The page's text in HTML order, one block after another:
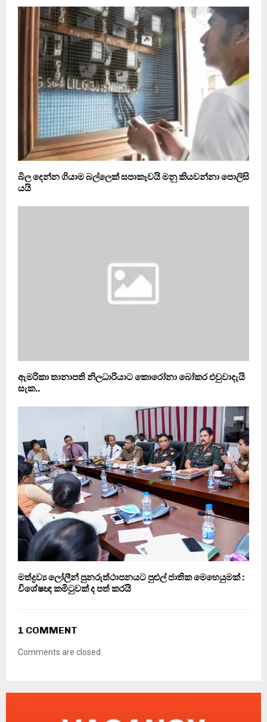
බිල දෙන්න ගියාම බල්ලෙක් සපාකෑවයි මනු කියවන්නා පොලිසි
යයි
ඇමරිකා තානාපති නිලධාරියාට කොරෝනා බෝකර එවුවාදැයි
සැක..
මත්ද්‍රව්‍ය ලෝලීන් පුනරුත්ථාපනයට පුළුල් ජාතික මෙහෙයුමක් :
විශේෂඥ කමිටුවක් ද පත් කරයි
1 COMMENT
Comments are closed.